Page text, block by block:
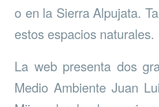
o en la Sierra Alpujata.
estos espacios naturales.
La web presenta dos
Medio Ambiente Juan